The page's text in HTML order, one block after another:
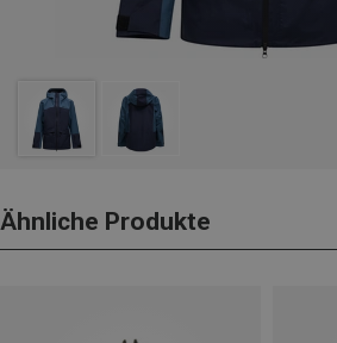
Ähnliche Produkte